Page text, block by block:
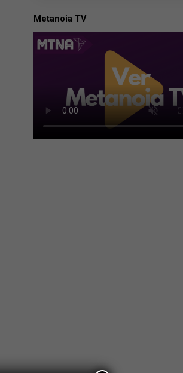
Metanoia TV